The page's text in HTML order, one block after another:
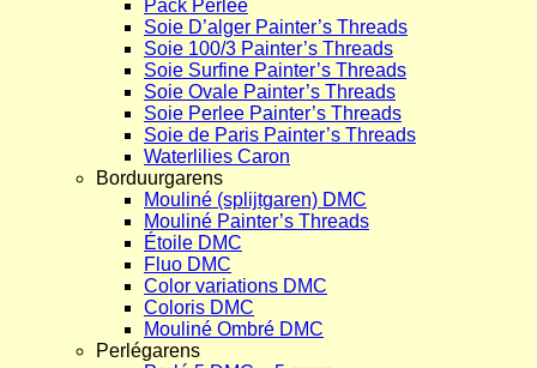
Pack Perlée
Soie D’alger Painter’s Threads
Soie 100/3 Painter’s Threads
Soie Surfine Painter’s Threads
Soie Ovale Painter’s Threads
Soie Perlee Painter’s Threads
Soie de Paris Painter’s Threads
Waterlilies Caron
Borduurgarens
Mouliné (splijtgaren) DMC
Mouliné Painter’s Threads
Étoile DMC
Fluo DMC
Color variations DMC
Coloris DMC
Mouliné Ombré DMC
Perlégarens